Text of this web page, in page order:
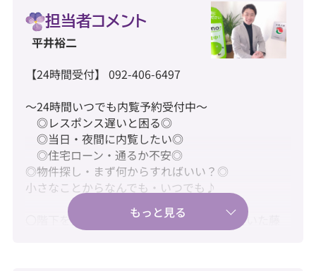
担当者コメント
平井裕二
【24時間受付】 092-406-6497
～24時間いつでも内覧予約受付中～
◎レスポンス遅いと困る◎
◎当日・夜間に内覧したい◎
◎住宅ローン・通るか不安◎
◎物件探し・まず何からすればいい？◎
小さなことからなんでも・いつでも♪
〇階下を気にせず暮らせる1階住戸。落ち着いた藤